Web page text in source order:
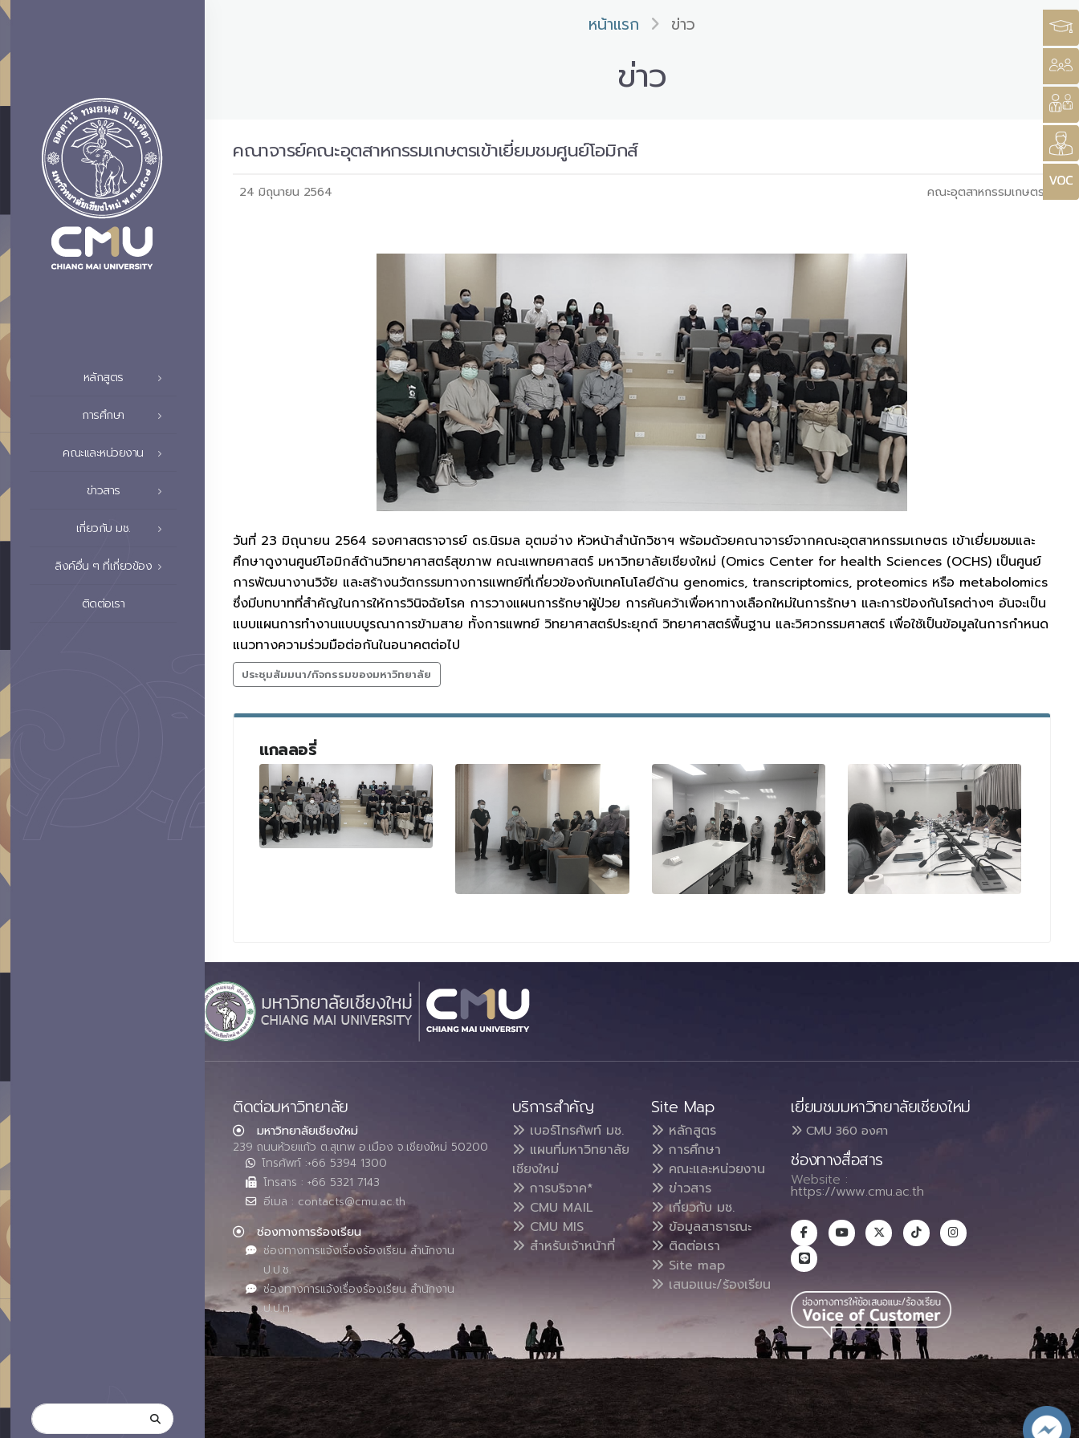
หลักสูตร
การศึกษา
คณะและหน่วยงาน
ข่าวสาร
เกี่ยวกับ มช.
ลิงค์อื่น ๆ ที่เกี่ยวข้อง
ติดต่อเรา
หน้าแรก ข่าว
ข่าว
คณาจารย์คณะอุตสาหกรรมเกษตรเข้าเยี่ยมชมศูนย์โอมิกส์
24 มิถุนายน 2564 คณะอุตสาหกรรมเกษตร
วันที่ 23 มิถุนายน 2564 รองศาสตราจารย์ ดร.นิรมล อุตมอ่าง หัวหน้าสำนักวิชาฯ พร้อมด้วยคณาจารย์จากคณะอุตสาหกรรมเกษตร เข้าเยี่ยมชมและ
ศึกษาดูงานศูนย์โอมิกส์ด้านวิทยาศาสตร์สุขภาพ คณะแพทยศาสตร์ มหาวิทยาลัยเชียงใหม่ (Omics Center for health Sciences (OCHS) เป็นศูนย์
การพัฒนางานวิจัย และสร้างนวัตกรรมทางการแพทย์ที่เกี่ยวข้องกับเทคโนโลยีด้าน genomics, transcriptomics, proteomics หรือ metabolomics
ซึ่งมีบทบาทที่สำคัญในการให้การวินิจฉัยโรค การวางแผนการรักษาผู้ป่วย การค้นคว้าเพื่อหาทางเลือกใหม่ในการรักษา และการป้องกันโรคต่างๆ อันจะเป็น
แบบแผนการทำงานแบบบูรณาการข้ามสาย ทั้งการแพทย์ วิทยาศาสตร์ประยุกต์ วิทยาศาสตร์พื้นฐาน และวิศวกรรมศาสตร์ เพื่อใช้เป็นข้อมูลในการกำหนด
แนวทางความร่วมมือต่อกันในอนาคตต่อไป
ประชุมสัมมนา/กิจกรรมของมหาวิทยาลัย
แกลลอรี่
ติดต่อมหาวิทยาลัย
มหาวิทยาลัยเชียงใหม่
239 ถนนห้วยแก้ว ต.สุเทพ อ.เมือง จ.เชียงใหม่ 50200
โทรศัพท์ :+66 5394 1300
โทรสาร : +66 5321 7143
อีเมล : contacts@cmu.ac.th
ช่องทางการร้องเรียน
ช่องทางการแจ้งเรื่องร้องเรียน สำนักงาน
ป.ป.ช.
ช่องทางการแจ้งเรื่องร้องเรียน สำนักงาน
ป.ป.ท.
บริการสำคัญ
เบอร์โทรศัพท์ มช.
แผนที่มหาวิทยาลัย
เชียงใหม่
การบริจาค*
CMU MAIL
CMU MIS
สำหรับเจ้าหน้าที่
Site Map
หลักสูตร
การศึกษา
คณะและหน่วยงาน
ข่าวสาร
เกี่ยวกับ มช.
ข้อมูลสาธารณะ
ติดต่อเรา
Site map
เสนอแนะ/ร้องเรียน
เยี่ยมชมมหาวิทยาลัยเชียงใหม่
CMU 360 องศา
ช่องทางสื่อสาร
Website :
https://www.cmu.ac.th